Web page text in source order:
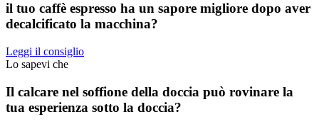
il tuo caffè espresso ha un sapore migliore dopo aver
decalcificato la macchina?
Leggi il consiglio
Lo sapevi che
Il calcare nel soffione della doccia può rovinare la
tua esperienza sotto la doccia?